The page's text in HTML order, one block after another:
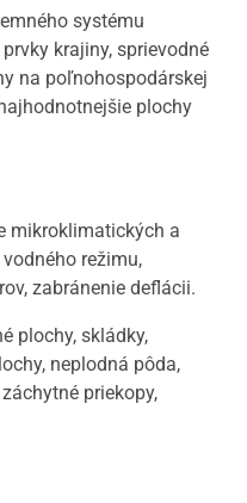
systému
krajiny, sprievodné
na poľnohospodárskej
plochy
mikroklimatických a
režimu,
zabránenie deflácii.
plochy, skládky,
neplodná pôda,
priekopy,